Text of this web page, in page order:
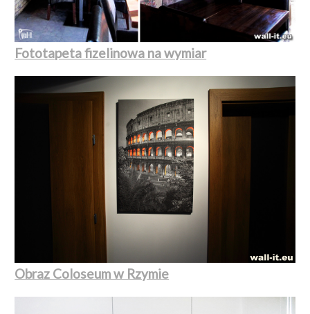
Fototapeta fizelinowa na wymiar
Obraz Coloseum w Rzymie